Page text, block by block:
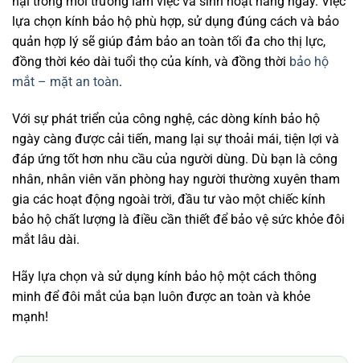
lựa chọn kính bảo hộ phù hợp, sử dụng đúng cách và bảo
quản hợp lý sẽ giúp đảm bảo an toàn tối đa cho thị lực,
đồng thời kéo dài tuổi thọ của kính, và đồng thời bảo hộ
mắt – mặt an toàn.
Với sự phát triển của công nghệ, các dòng kính bảo hộ
ngày càng được cải tiến, mang lại sự thoải mái, tiện lợi và
đáp ứng tốt hơn nhu cầu của người dùng. Dù bạn là công
nhân, nhân viên văn phòng hay người thường xuyên tham
gia các hoạt động ngoài trời, đầu tư vào một chiếc kính
bảo hộ chất lượng là điều cần thiết để bảo vệ sức khỏe đôi
mắt lâu dài.
Hãy lựa chọn và sử dụng kính bảo hộ một cách thông
minh để đôi mắt của bạn luôn được an toàn và khỏe
mạnh!